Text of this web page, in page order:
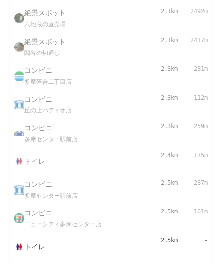
絶景スポット
六地蔵の直売場
2.1km 2492m
絶景スポット
関谷の切通し
2.1km 2417m
コンビニ
多摩落合二丁目店
2.3km 281m
コンビニ
丘の上パティオ店
2.3km 112m
コンビニ
多摩センター駅前店
2.3km 259m
トイレ
2.4km 175m
コンビニ
多摩センター駅前店
2.5km 287m
コンビニ
ニューシティ多摩センター店
2.5km 161m
トイレ
2.5km -